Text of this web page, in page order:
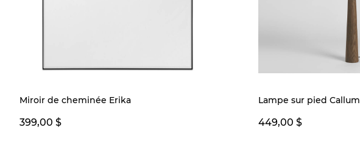
Miroir de cheminée Erika
399,00 $
Lampe sur pied Callum
449,00 $